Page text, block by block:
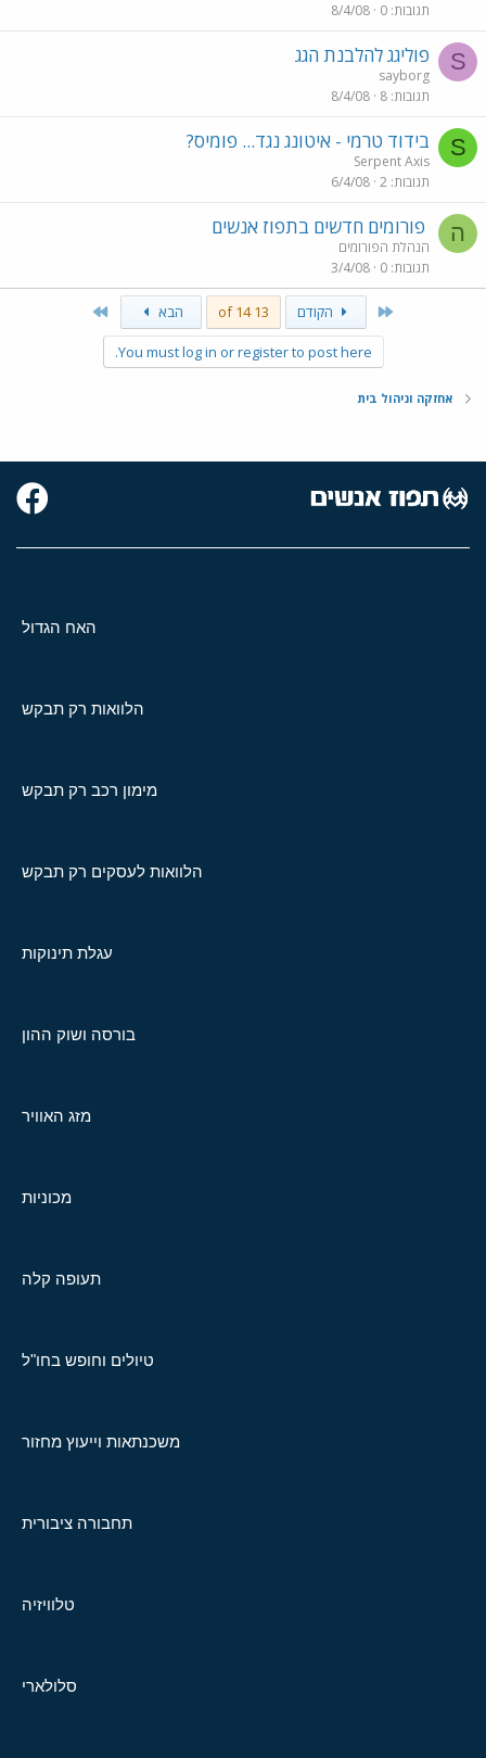
תגובות 0
8/4/08
S פוליגג להלבנת הגג
sayborg
תגובות 8
8/4/08
S בידוד טרמי - איטונג נגד... פומיס?
Serpent Axis
תגובות 2
6/4/08
ה פורומים חדשים בתפוז אנשים
הנהלת הפורומים
תגובות 0
3/4/08
First הקודם 13 of 14 הבא
You must log in or register to post here.
אחזקה וניהול בית
האח הגדול
הלוואות רק תבקש
מימון רכב רק תבקש
הלוואות לעסקים רק תבקש
עגלת תינוקות
בורסה ושוק ההון
מזג האוויר
מכוניות
תעופה קלה
טיולים וחופש בחו"ל
משכנתאות וייעוץ מחזור
תחבורה ציבורית
טלוויזיה
סלולארי